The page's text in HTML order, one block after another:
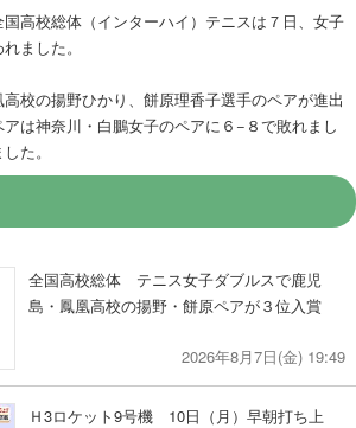
高校総体（インターハイ）テニスは７日、女子
ました。
校の揚野ひかり、餅原理香子選手のペアが進出
は神奈川・白鵬女子のペアに６−８で敗れまし
た。
全国高校総体 テニス女子ダブルスで鹿児
島・鳳凰高校の揚野・餅原ペアが３位入賞
2026年8月7日(金) 19:49
Ｈ3ロケット9号機 10日（月）早朝打ち上